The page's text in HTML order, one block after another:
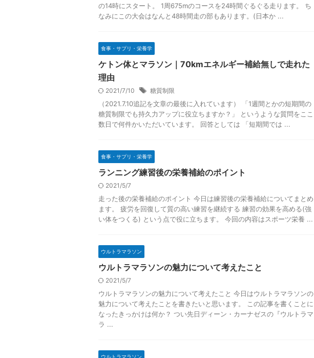
の14時にスタート。 1周675mのコースを24時間ぐるぐる走ります。 ち
なみにこの大会はなんと48時間走の部もあります。(日本か ...
食事・サプリ・栄養学
ケトン体とマラソン｜70kmエネルギー補給無しで走れた
理由
2021/7/10 糖質制限
（2021.7.10追記を文章の最後に入れています） 「1週間とかの短期間の
糖質制限でも持久力アップに役立ちますか？」 というような質問をここ
数日で何件かいただいています。 回答としては 「短期間では ...
食事・サプリ・栄養学
ランニング練習後の栄養補給のポイント
2021/5/7
走った後の栄養補給のポイント 今日は練習後の栄養補給についてまとめ
ます。 疲労を回復して質の高い練習を継続する 練習の効果を高める(強
い体をつくる) という点で役に立ちます。 今回の内容はスポーツ栄養 ...
ウルトラマラソン
ウルトラマラソンの魅力について考えたこと
2021/5/7
ウルトラマラソンの魅力について考えたこと 今日はウルトラマラソンの
魅力について考えたことを書きたいと思います。 この記事を書くことに
なったきっかけは何か？ つい先日ディーン・カーナゼスの『ウルトラマ
ラ ...
ウルトラマラソン